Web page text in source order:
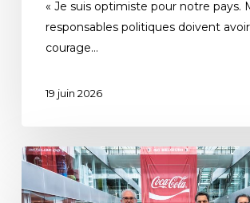
« Je suis optimiste pour notre pays.
responsables politiques doivent
courage…
19 juin 2026